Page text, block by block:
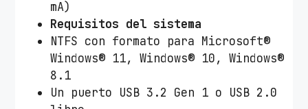
mA)
Requisitos del sistema
NTFS con formato para Microsoft®
Windows® 11, Windows® 10, Windows®
8.1
Un puerto USB 3.2 Gen 1 o USB 2.0